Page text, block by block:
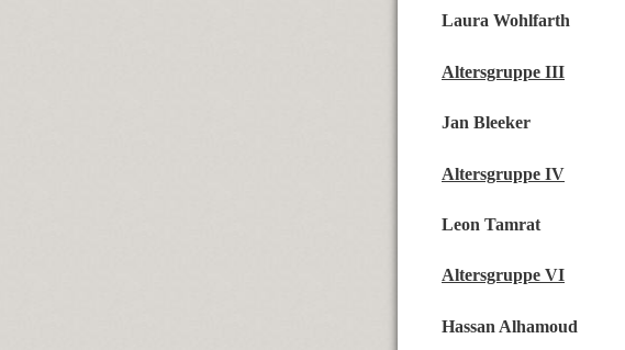
Laura Wohlfarth
Altersgruppe III
Jan Bleeker
Altersgruppe IV
Leon Tamrat
Altersgruppe VI
Hassan Alhamoud